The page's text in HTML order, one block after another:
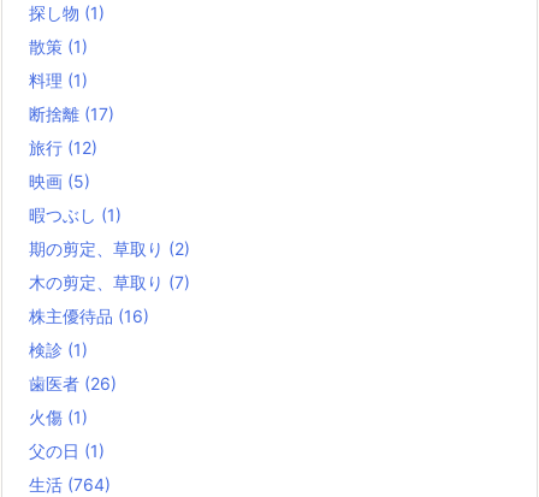
探し物 (1)
散策 (1)
料理 (1)
断捨離 (17)
旅行 (12)
映画 (5)
暇つぶし (1)
期の剪定、草取り (2)
木の剪定、草取り (7)
株主優待品 (16)
検診 (1)
歯医者 (26)
火傷 (1)
父の日 (1)
生活 (764)